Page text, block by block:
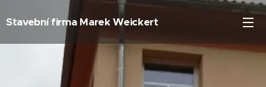
Stavební firma Marek Weickert